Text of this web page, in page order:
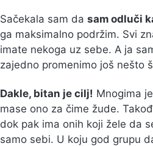
Sačekala sam da sam odluči
ga maksimalno podržim. Svi
imate nekoga uz sebe. A ja
zajedno promenimo još nešto
Dakle, bitan je cilj! Mnogima
mase ono za čime žude.
dok pak ima onih koji žele da
samo sebi. U koju god grupu